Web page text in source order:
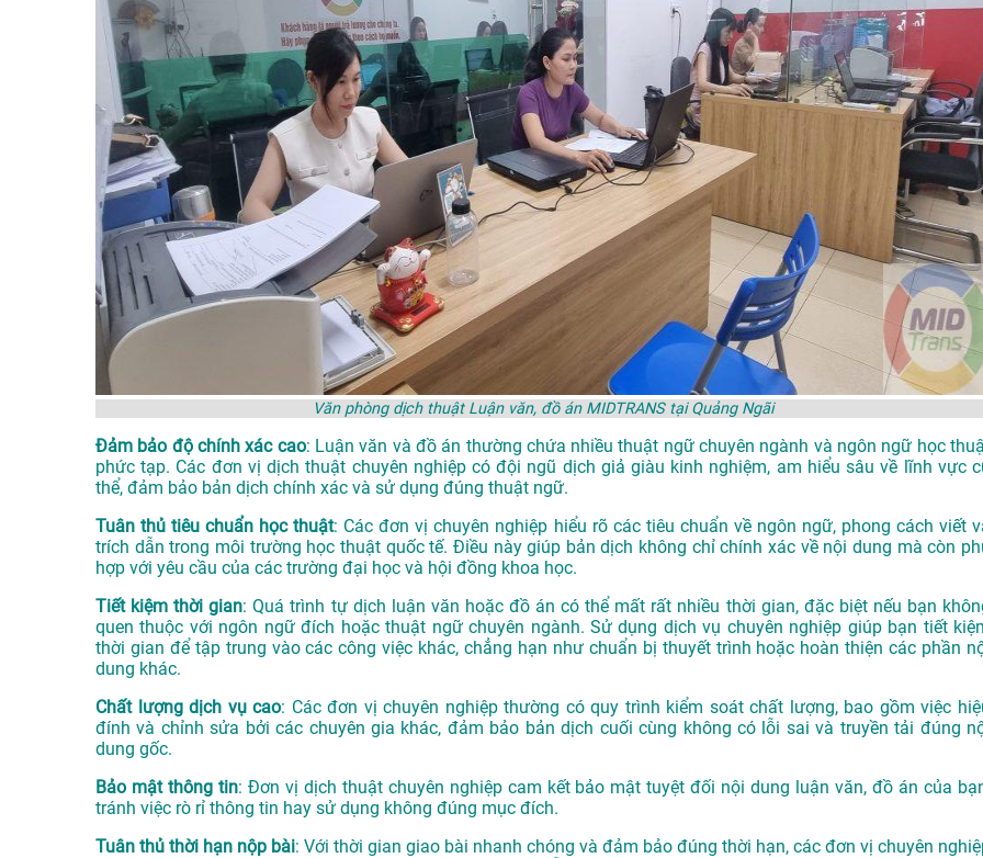
Văn phòng dịch thuật Luận văn, đồ án MIDTRANS tại Quảng Ngãi
Đảm bảo độ chính xác cao: Luận văn và đồ án thường chứa nhiều thuật ngữ chuyên ngành và ngôn ngữ học
phức tạp. Các đơn vị dịch thuật chuyên nghiệp có đội ngũ dịch giả giàu kinh nghiệm, am hiểu sâu về lĩnh vực
thể, đảm bảo bản dịch chính xác và sử dụng đúng thuật ngữ.
Tuân thủ tiêu chuẩn học thuật: Các đơn vị chuyên nghiệp hiểu rõ các tiêu chuẩn về ngôn ngữ, phong cách viết
trích dẫn trong môi trường học thuật quốc tế. Điều này giúp bản dịch không chỉ chính xác về nội dung mà còn
hợp với yêu cầu của các trường đại học và hội đồng khoa học.
Tiết kiệm thời gian: Quá trình tự dịch luận văn hoặc đồ án có thể mất rất nhiều thời gian, đặc biệt nếu bạn
quen thuộc với ngôn ngữ đích hoặc thuật ngữ chuyên ngành. Sử dụng dịch vụ chuyên nghiệp giúp bạn tiết
thời gian để tập trung vào các công việc khác, chẳng hạn như chuẩn bị thuyết trình hoặc hoàn thiện các phần
dung khác.
Chất lượng dịch vụ cao: Các đơn vị chuyên nghiệp thường có quy trình kiểm soát chất lượng, bao gồm việc
đính và chỉnh sửa bởi các chuyên gia khác, đảm bảo bản dịch cuối cùng không có lỗi sai và truyền tải đúng
dung gốc.
Bảo mật thông tin: Đơn vị dịch thuật chuyên nghiệp cam kết bảo mật tuyệt đối nội dung luận văn, đồ án của
tránh việc rò rỉ thông tin hay sử dụng không đúng mục đích.
Tuân thủ thời hạn nộp bài: Với thời gian giao bài nhanh chóng và đảm bảo đúng thời hạn, các đơn vị chuyên